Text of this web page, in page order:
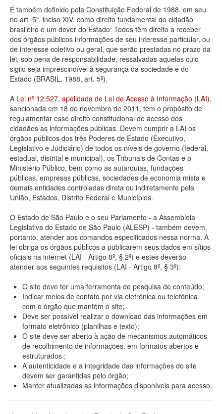
Administração
Legislação
Agenda
Perguntas frequentes
Contato
É também definido pela Constituição Federal de 1988, em seu
no art. 5º, inciso XIV, como direito fundamental do cidadão
brasileiro e um dever do Estado: Todos têm direito a receber
dos órgãos públicos informações de seu interesse particular, ou
de interesse coletivo ou geral, que serão prestadas no prazo da
lei, sob pena de responsabilidade, ressalvadas aquelas cujo
sigilo seja imprescindível à segurança da sociedade e do
Estado (BRASIL. 1988, art. 5º).
A Lei nº 12.527, apelidada de Lei de Acesso à Informação (LAI),
sancionada em 18 de novembro de 2011, tem o propósito de
regulamentar esse direito constitucional de acesso dos
cidadãos às informações públicas. Devem cumprir a LAI os
órgãos públicos dos três Poderes de Estado (Executivo,
Legislativo e Judiciário) de todos os níveis de governo (federal,
estadual, distrital e municipal), os Tribunais de Contas e o
Ministério Público, bem como as autarquias, fundações
públicas, empresas públicas, sociedades de economia mista e
demais entidades controladas direta ou indiretamente pela
União, Estados, Distrito Federal e Municípios.
O Estado de São Paulo e o seu Parlamento - a Assembleia
Legislativa do Estado de São Paulo (ALESP) - também devem,
portanto, atender aos comandos especificados nessa norma. A
lei obriga os órgãos públicos a publicarem seus dados em sítios
oficiais na internet (LAI - Artigo 8º, § 2º) e estes deverão
atender aos seguintes requisitos (LAI - Artigo 8º, § 3º):
O site deve ter uma ferramenta de pesquisa de conteúdo;
Indicar meios de contato por via eletrônica ou telefônica
com o órgão que mantém o site;
Deve ser possível realizar o download das informações em
formato eletrônico (planilhas e texto);
O site deve ser aberto à ação de mecanismos automáticos
de recolhimento de informações, em formatos abertos e
estruturados ;
A autenticidade e a integridade das informações do site
devem ser garantidas pelo órgão;
Manter atualizadas as informações disponíveis para acesso.